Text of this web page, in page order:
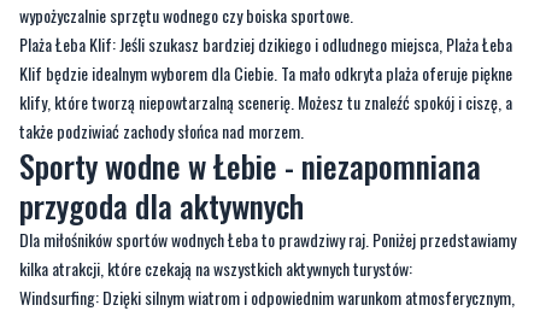
klify, które tworzą niepowtarzalną scenerię. Możesz tu znaleźć spokój i ciszę, a
także podziwiać zachody słońca nad morzem.
Sporty wodne w Łebie - niezapomniana
przygoda dla aktywnych
Dla miłośników sportów wodnych Łeba to prawdziwy raj. Poniżej przedstawiamy
kilka atrakcji, które czekają na wszystkich aktywnych turystów:
Windsurfing: Dzięki silnym wiatrom i odpowiednim warunkom atmosferycznym,
Łeba jest doskonałym miejscem do uprawiania windsurfingu. Możesz
wypożyczyć sprzęt i spróbować swoich sił na falach Bałtyku. To niezwykła i
ekscytująca przygoda!